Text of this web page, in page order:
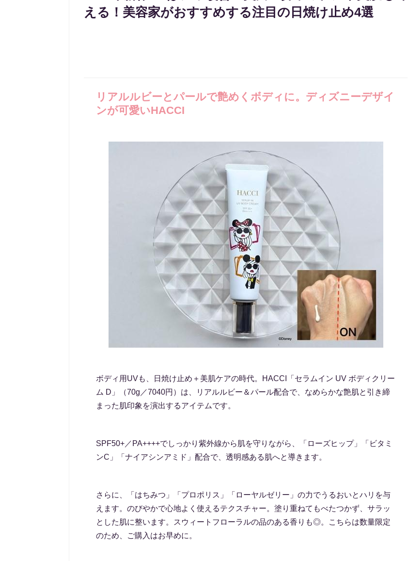
える！美容家がおすすめする注目の日焼け止め4選
リアルルビーとパールで艶めくボディに。ディズニーデザイ
ンが可愛いHACCI
ボディ用UVも、日焼け止め＋美肌ケアの時代。HACCI「セラムイン UV ボディクリー
ム D」（70g／7040円）は、リアルルビー＆パール配合で、なめらかな艶肌と引き締
まった肌印象を演出するアイテムです。
SPF50+／PA++++でしっかり紫外線から肌を守りながら、「ローズヒップ」「ビタミ
ンC」「ナイアシンアミド」配合で、透明感ある肌へと導きます。
さらに、「はちみつ」「プロポリス」「ローヤルゼリー」の力でうるおいとハリを与
えます。のびやかで心地よく使えるテクスチャー。塗り重ねてもべたつかず、サラッ
とした肌に整います。スウィートフローラルの品のある香りも◎。こちらは数量限定
のため、ご購入はお早めに。